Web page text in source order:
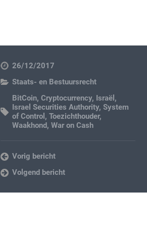
26/12/2017
Staats- en Bestuursrecht
BitCoin,Cryptocurrency, Israël ,
Israel Securities Authority,System
of Control ,Toezichthouder,
Waakhond,War on Cash
Vorig bericht
Volgend bericht